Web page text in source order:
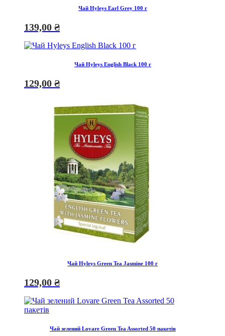
Чай Hyleys Earl Grey 100 г
139,00 ₴
Чай Hyleys English Black 100 г
129,00 ₴
Чай Hyleys Green Tea Jasmine 100 г
129,00 ₴
Чай зелений Lovare Green Tea Assorted 50 пакетів